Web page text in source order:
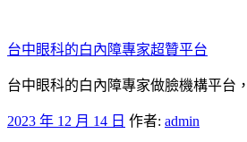
至
主
要
容
台中眼科的白內障專家超贊平台
台中眼科的白內障專家做臉機構平台
發
2023 年 12 月 14 日 作者: admin